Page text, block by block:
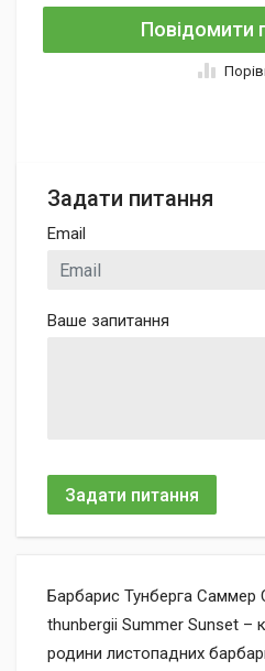
Повідомити
Задати питання
Email
Ваше запитання
Задати питання
Барбарис Тунберга Саммер
thunbergii Summer Sunset –
родини листопадних